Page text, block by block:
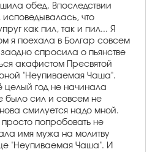
обед. Впоследствии
исповедывалась, что
как пил, так и пил... Я
я поехала в Болгар совсем
спросила о пьянстве
акафистом Пресвятой
"Неупиваемая Чаша".
целый год не начинала
было сил и совсем не
смилуется надо мной.
просто попробовать не
имя мужа на молитву
"Неупиваемая Чаша". И